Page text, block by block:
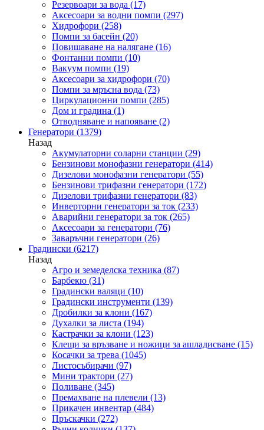
Резервоари за вода (17)
Аксесоари за водни помпи (297)
Хидрофори (258)
Помпи за басейн (20)
Повишаване на налягане (16)
Фонтанни помпи (10)
Вакуум помпи (19)
Аксесоари за хидрофори (70)
Помпи за мръсна вода (73)
Циркулационни помпи (285)
Дом и градина (1)
Отводняване и напояване (2)
Генератори (1379)
Назад
Акумулаторни соларни станции (29)
Бензинови монофазни генератори (414)
Дизелови монофазни генератори (55)
Бензинови трифазни генератори (172)
Дизелови трифазни генератори (83)
Инверторни генератори за ток (233)
Аварийни генератори за ток (265)
Аксесоари за генератори (76)
Заваръчни генератори (26)
Градински (6217)
Назад
Агро и земеделска техника (87)
Барбекю (31)
Градински валяци (10)
Градински инструменти (139)
Дробилки за клони (167)
Духалки за листа (194)
Кастрачки за клони (123)
Клещи за връзване и ножици за ашладисване (15)
Косачки за трева (1045)
Листосъбирачи (97)
Мини трактори (27)
Поливане (345)
Премахване на плевели (13)
Прикачен инвентар (484)
Пръскачки (272)